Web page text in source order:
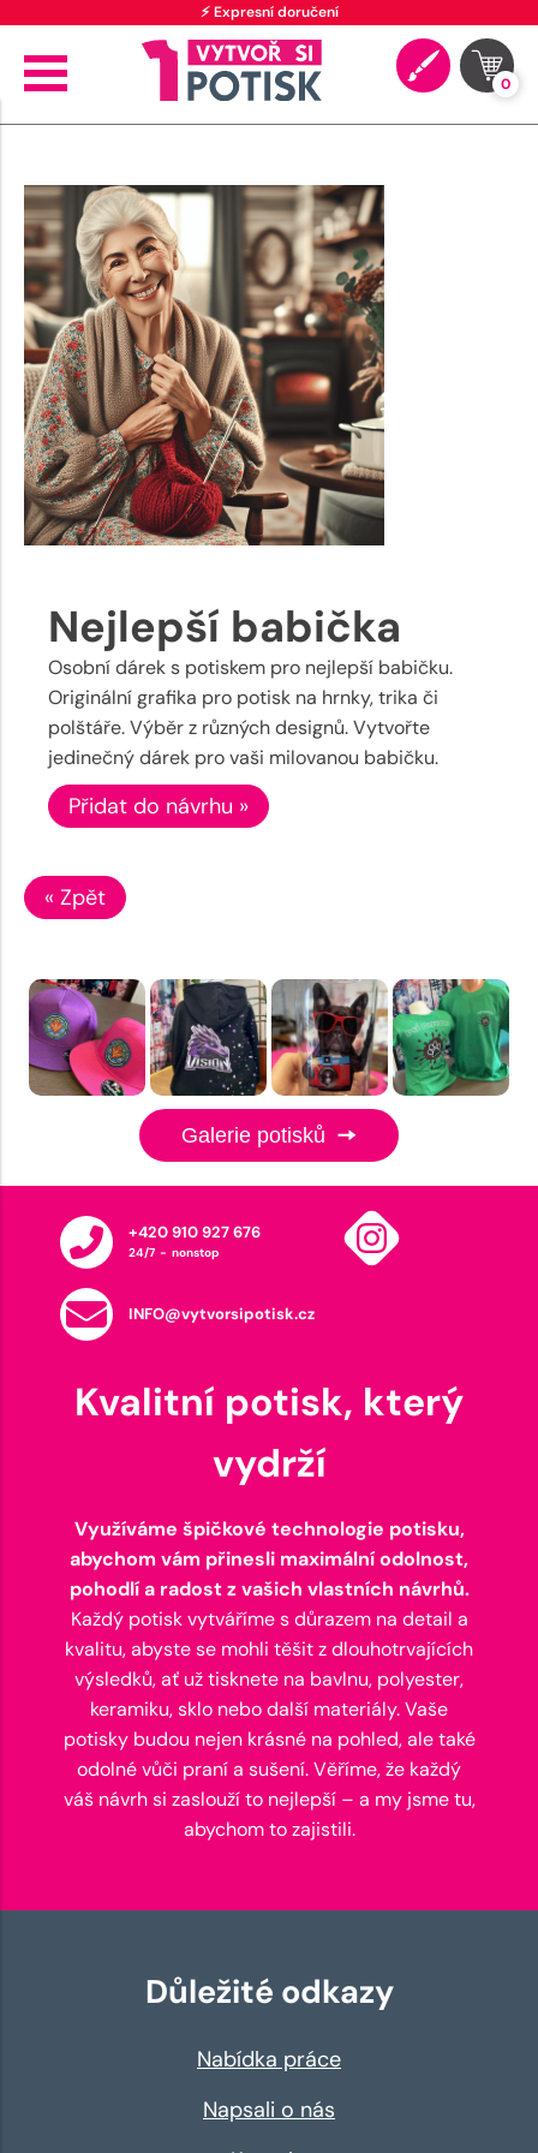
⚡ Expresní doručení
0
Nejlepší babička
Osobní dárek s potiskem pro nejlepší babičku.
Originální grafika pro potisk na hrnky, trika či
polštáře. Výběr z různých designů. Vytvořte
jedinečný dárek pro vaši milovanou babičku.
Přidat do návrhu »
« Zpět
Galerie potisků
+420 910 927 676
24/7 - nonstop
INFO@vytvorsipotisk.cz
Kvalitní potisk, který
vydrží
Využíváme špičkové technologie potisku,
abychom vám přinesli maximální odolnost,
pohodlí a radost z vašich vlastních návrhů.
Každý potisk vytváříme s důrazem na detail a
kvalitu, abyste se mohli těšit z dlouhotrvajících
výsledků, ať už tisknete na bavlnu, polyester,
keramiku, sklo nebo další materiály. Vaše
potisky budou nejen krásné na pohled, ale také
odolné vůči praní a sušení. Věříme, že každý
váš návrh si zaslouží to nejlepší – a my jsme tu,
abychom to zajistili.
Důležité odkazy
Nabídka práce
Napsali o nás